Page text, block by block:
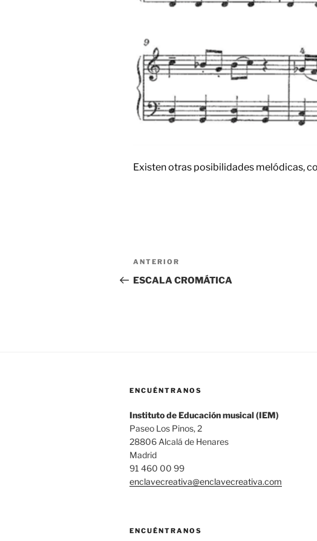
Existen otras posibilidades melódicas,
Navegación
de
Entrada
anterior:
ANTERIOR
ESCALA CROMÁTICA
ENCUÉNTRANOS
Instituto de Educación musical (IEM)
Paseo Los Pinos, 2
28806 Alcalá de Henares
Madrid
91 460 00 99
enclavecreativa@enclavecreativa.com
ENCUÉNTRANOS